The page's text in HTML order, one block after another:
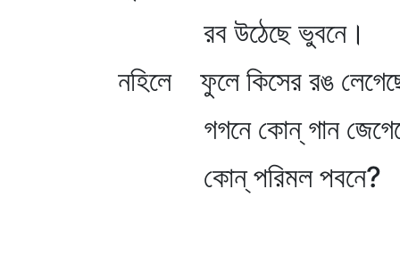
রব উঠেছে ভুবনে।
নহিলে ফুলে কিসের রঙ
গগনে কোন্‌ গান
কোন্‌ পরিমল পবনে?